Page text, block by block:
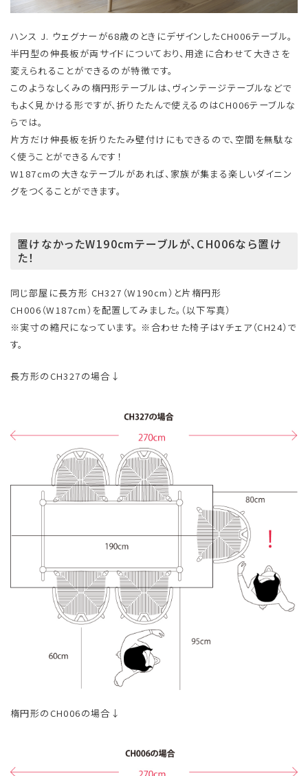
ハンス J. ウェグナーが68歳のときにデザインしたCH006テーブル。
半円型の伸長板が両サイドについており、用途に合わせて大きさを
変えられることができるのが特徴です。
このようなしくみの楕円形テーブルは、ヴィンテージテーブルなどで
もよく見かける形ですが、折りたたんで使えるのはCH006テーブルな
らでは。
片方だけ伸長板を折りたたみ壁付けにもできるので、空間を無駄な
く使うことができるんです！
W187cmの大きなテーブルがあれば、家族が集まる楽しいダイニン
グをつくることができます。
置けなかったW190cmテーブルが、CH006なら置け
た！
同じ部屋に長方形 CH327（W190cm）と片楕円形
CH006（W187cm）を配置してみました。（以下写真）
※実寸の縮尺になっています。 ※合わせた椅子はYチェア（CH24）で
す。
長方形のCH327の場合↓
楕円形のCH006の場合↓